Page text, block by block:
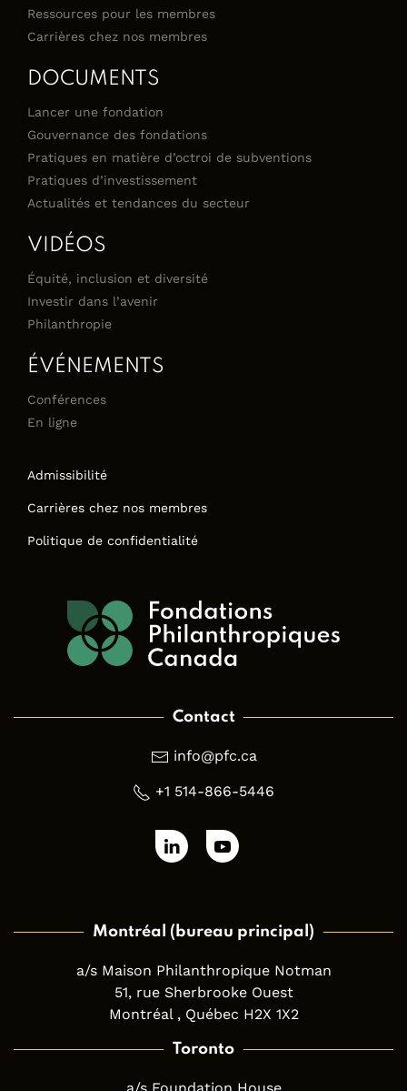
Ressources pour les membres
Carrières chez nos membres
DOCUMENTS
Lancer une fondation
Gouvernance des fondations
Pratiques en matière d’octroi de subventions
Pratiques d’investissement
Actualités et tendances du secteur
VIDÉOS
Équité, inclusion et diversité
Investir dans l’avenir
Philanthropie
ÉVÉNEMENTS
Conférences
En ligne
Admissibilité
Carrières chez nos membres
Politique de confidentialité
Contact
info@pfc.ca
+1 514-866-5446
Montréal (bureau principal)
a/s Maison Philanthropique Notman
51, rue Sherbrooke Ouest
Montréal , Québec H2X 1X2
Toronto